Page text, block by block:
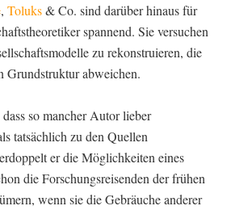
, Toluks& Co. sind darüber hinaus für
spannend. Sie versuchen
zu rekonstruieren, die
Grundstruktur abweichen.
so mancher Autor lieber
tatsächlich zu den Quellen
er die Möglichkeiten eines
die Forschungsreisenden der frühen
wenn sie die Gebräuche anderer